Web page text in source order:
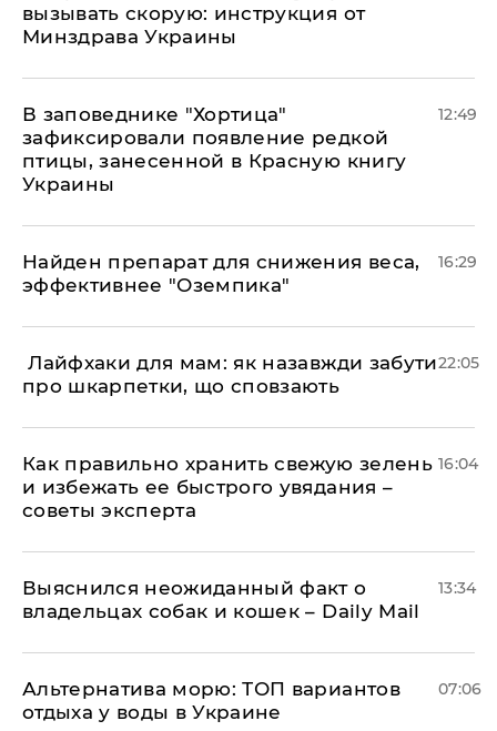
вызывать скорую: инструкция от
Минздрава Украины
В заповеднике "Хортица"
зафиксировали появление редкой
птицы, занесенной в Красную книгу
Украины
12:49
Найден препарат для снижения веса,
эффективнее "Оземпика"
16:29
​ Лайфхаки для мам: як назавжди забути
про шкарпетки, що сповзають
22:05
Как правильно хранить свежую зелень
и избежать ее быстрого увядания –
советы эксперта
16:04
Выяснился неожиданный факт о
владельцах собак и кошек – Daily Mail
13:34
Альтернатива морю: ТОП вариантов
отдыха у воды в Украине
07:06